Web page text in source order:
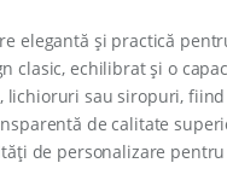
elegantă și practică
clasic, echilibrat și o
lichioruri sau siropuri,
de calitate
de personalizare